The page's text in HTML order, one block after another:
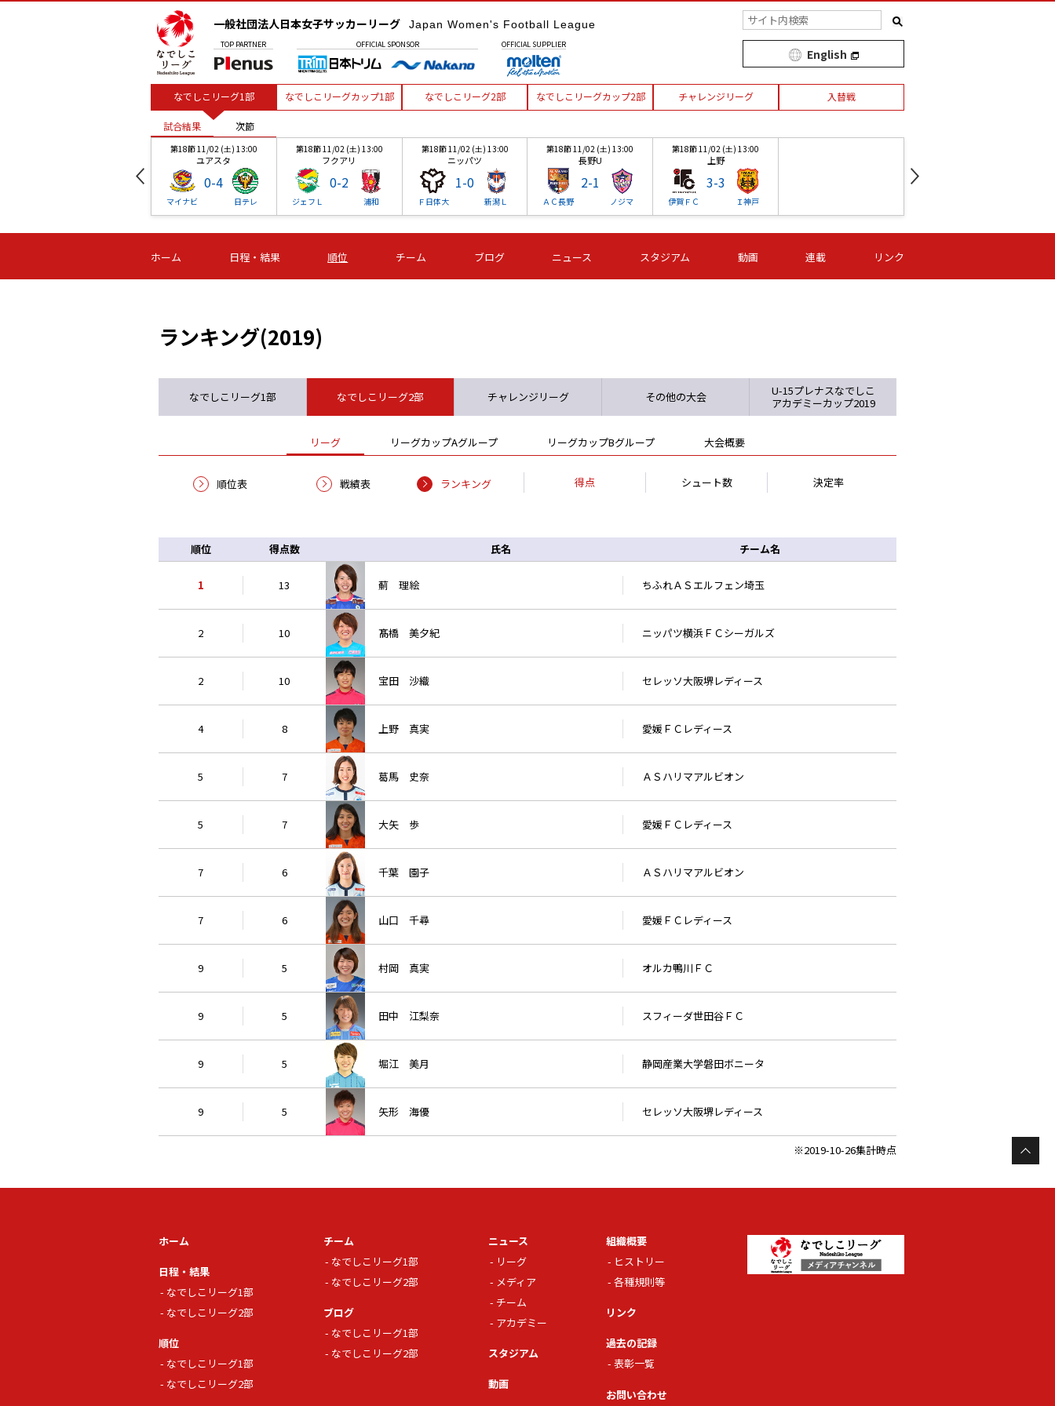
一般社団法人日本女子サッカーリーグ Japan Women's Football League
TOP PARTNER OFFICIAL SPONSOR OFFICIAL SUPPLIER
English
なでしこリーグ1部 なでしこリーグカップ1部 なでしこリーグ2部 なでしこリーグカップ2部 チャレンジリーグ 入替戦
試合結果 次節
第18節 11/02 (土) 13:00
ユアスタ
マイナビ
0-4
日テレ
第18節 11/02 (土) 13:00
フクアリ
ジェフＬ
0-2
浦和
第18節 11/02 (土) 13:00
ニッパツ
Ｆ日体大
1-0
新潟Ｌ
第18節 11/02 (土) 13:00
長野U
ＡＣ長野
2-1
ノジマ
第18節 11/02 (土) 13:00
上野
伊賀ＦＣ
3-3
Ｉ神戸
第18節 11/02 (土) 13:00
ユアスタ
0-4
第18節 11/02 (土) 13:00
フクアリ
0-2
第18節 11/02 (土) 13:00
ニッパツ
1-0
長野U
2-1
第18節 11/02 (土) 13:00
3-3 0-4
試合結果 次節
試合結果 次節
試合結果 次節
試合結果 次節
試合結果 次節
ホーム 日程・結果 順位 チーム ブログ ニュース スタジアム 動画 連載 リンク
ランキング(2019)
なでしこリーグ1部 なでしこリーグ2部
リーグ リーグカップAグループ リーグカップBグループ 大会概要
チャレンジリーグ その他の大会
U-15プレナスなでしこ
アカデミーカップ2019
順位表 戦績表 ランキング 得点 シュート数 決定率
順位 得点数 氏名 チーム名
1 13 薊 理絵 ちふれＡＳエルフェン埼玉
2 10 髙橋 美夕紀 ニッパツ横浜ＦＣシーガルズ
2 10 宝田 沙織 セレッソ大阪堺レディース
4 8 上野 真実 愛媛ＦＣレディース
5 7 葛馬 史奈 ＡＳハリマアルビオン
5 7 大矢 歩 愛媛ＦＣレディース
7 6 千葉 園子 ＡＳハリマアルビオン
7 6 山口 千尋 愛媛ＦＣレディース
9 5 村岡 真実 オルカ鴨川ＦＣ
9 5 田中 江梨奈 スフィーダ世田谷ＦＣ
9 5 堀江 美月 静岡産業大学磐田ボニータ
9 5 矢形 海優 セレッソ大阪堺レディース
※2019-10-26集計時点
ホーム
日程・結果
なでしこリーグ1部
なでしこリーグ2部
順位
なでしこリーグ1部
なでしこリーグ2部
チーム
なでしこリーグ1部
なでしこリーグ2部
ブログ
なでしこリーグ1部
なでしこリーグ2部
ニュース
リーグ
メディア
チーム
アカデミー
スタジアム
動画
組織概要
ヒストリー
各種規則等
リンク
過去の記録
表彰一覧
お問い合わせ